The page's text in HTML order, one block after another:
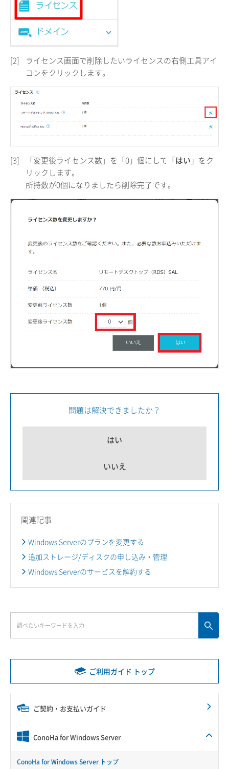
ご利用ガイド トップ
ご契約・お支払いガイド
ConoHa for Windows Server
ConoHa for Windows Server トップ
[2]
ライセンス画面で削除したいライセンスの右側工具アイ
コンをクリックします。
[3] 「変更後ライセンス数」を「0」個にして「はい 」をク
リックします。
所持数が0個になりましたら削除完了です。
問題は解決できましたか？
はい
いいえ
関連記事
Windows Serverのプランを変更する
追加ストレージ/ディスクの申し込み・管理
Windows Serverのサービスを解約する